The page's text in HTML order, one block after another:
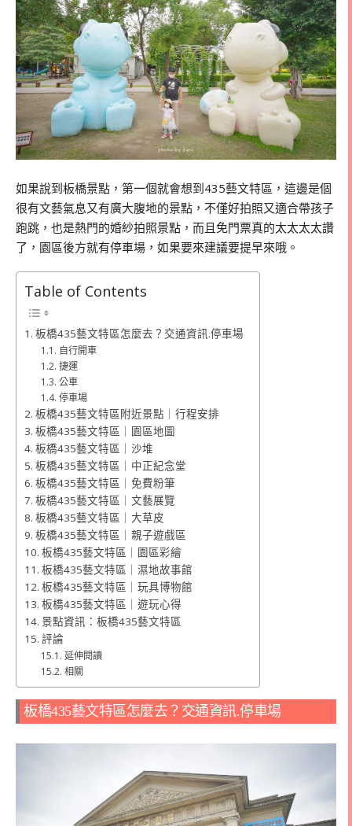
如果說到板橋景點，第一個就會想到435藝文特區，這邊是個
很有文藝氣息又有廣大腹地的景點，不僅好拍照又適合帶孩子
跑跳，也是熱門的婚紗拍照景點，而且免門票真的太太太太讚
了，園區後方就有停車場，如果要來建議要提早來哦。
Table of Contents
板橋435藝文特區怎麼去？交通資訊.停車場
自行開車
捷運
公車
停車場
板橋435藝文特區附近景點｜行程安排
板橋435藝文特區｜園區地圖
板橋435藝文特區｜沙堆
板橋435藝文特區｜中正紀念堂
板橋435藝文特區｜免費粉筆
板橋435藝文特區｜文藝展覽
板橋435藝文特區｜大草皮
板橋435藝文特區｜親子遊戲區
板橋435藝文特區｜園區彩繪
板橋435藝文特區｜濕地故事館
板橋435藝文特區｜玩具博物館
板橋435藝文特區｜遊玩心得
景點資訊：板橋435藝文特區
評論
延伸閱讀
相關
板橋435藝文特區怎麼去？交通資訊.停車場